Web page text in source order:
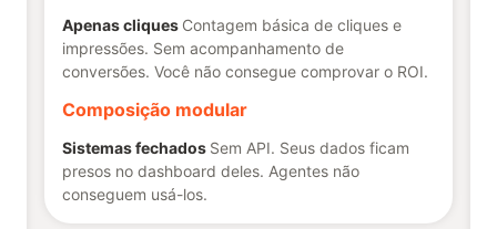
Apenas cliques Contagem básica de cliques e
impressões. Sem acompanhamento de
conversões. Você não consegue comprovar o ROI.
Composição modular
Sistemas fechados Sem API. Seus dados ficam
presos no dashboard deles. Agentes não
conseguem usá-los.